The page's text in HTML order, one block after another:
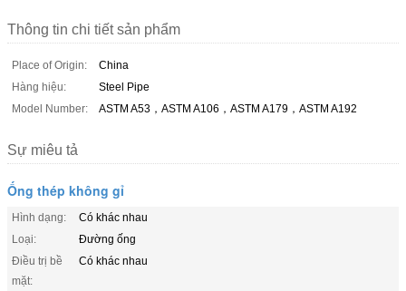
Thông tin chi tiết sản phẩm
Place of Origin:
China
Hàng hiệu:
Steel Pipe
Model Number:
ASTM A53，ASTM A106，ASTM A179，ASTM A192
Sự miêu tả
Ống thép không gỉ
Hình dạng:
Có khác nhau
Loại:
Đường ống
Điều trị bề
mặt:
Có khác nhau